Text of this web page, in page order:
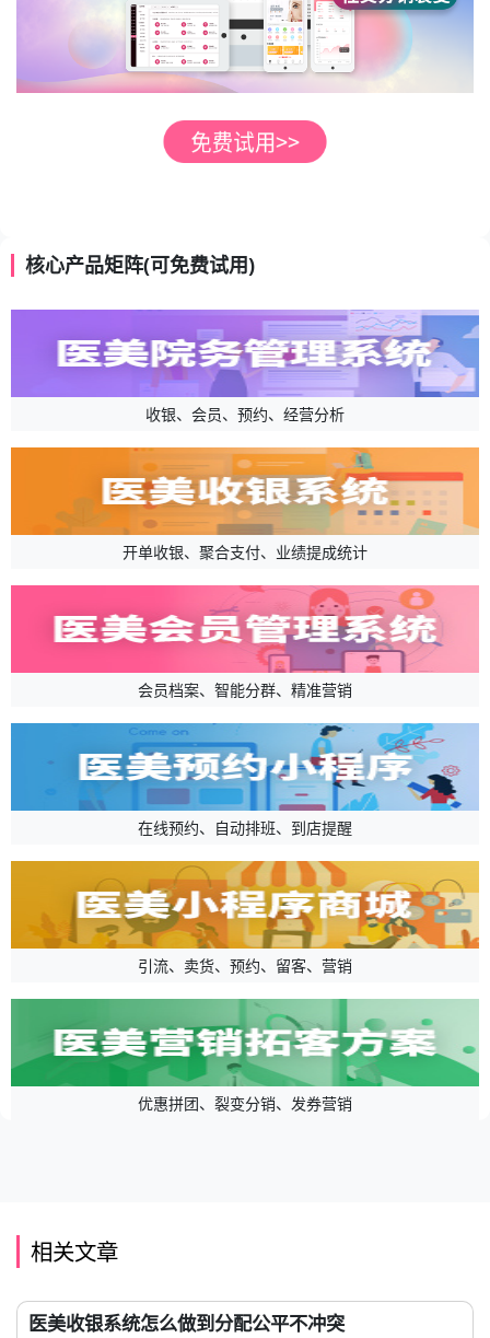
核心产品矩阵(可免费试用)
收银、会员、预约、经营分析
开单收银、聚合支付、业绩提成统计
会员档案、智能分群、精准营销
在线预约、自动排班、到店提醒
引流、卖货、预约、留客、营销
优惠拼团、裂变分销、发券营销
相关文章
医美收银系统怎么做到分配公平不冲突